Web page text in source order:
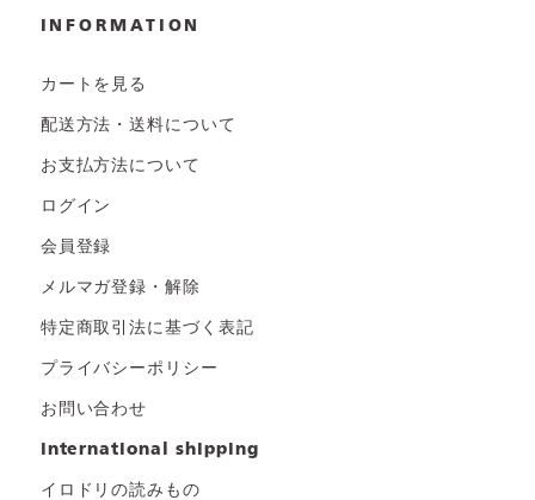
INFORMATION
カートを見る
配送方法・送料について
お支払方法について
ログイン
会員登録
メルマガ登録・解除
特定商取引法に基づく表記
プライバシーポリシー
お問い合わせ
international shipping
イロドリの読みもの